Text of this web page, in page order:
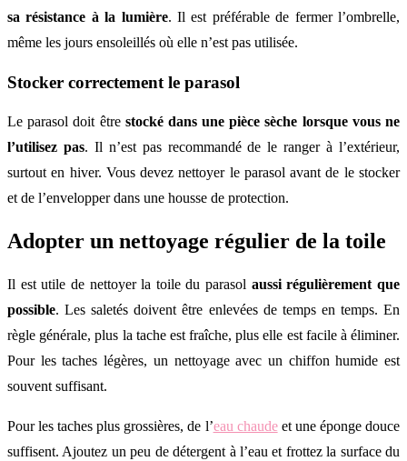
sa résistance à la lumière. Il est préférable de fermer l’ombrelle,
même les jours ensoleillés où elle n’est pas utilisée.
Stocker correctement le parasol
Le parasol doit être stocké dans une pièce sèche lorsque vous ne
l’utilisez pas. Il n’est pas recommandé de le ranger à l’extérieur,
surtout en hiver. Vous devez nettoyer le parasol avant de le stocker
et de l’envelopper dans une housse de protection.
Adopter un nettoyage régulier de la toile
Il est utile de nettoyer la toile du parasol aussi régulièrement que
possible. Les saletés doivent être enlevées de temps en temps. En
règle générale, plus la tache est fraîche, plus elle est facile à éliminer.
Pour les taches légères, un nettoyage avec un chiffon humide est
souvent suffisant.
Pour les taches plus grossières, de l’eau chaudeet une éponge douce
suffisent. Ajoutez un peu de détergent à l’eau et frottez la surface du